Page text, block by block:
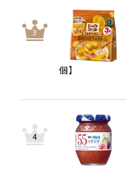
個】